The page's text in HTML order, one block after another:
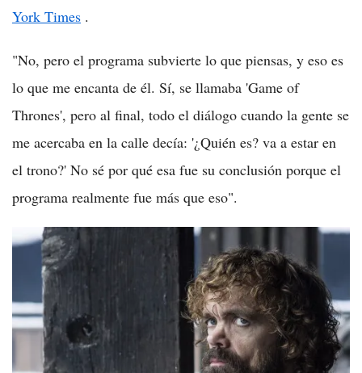
York Times .
"No, pero el programa subvierte lo que piensas, y eso es
lo que me encanta de él. Sí, se llamaba 'Game of
Thrones', pero al final, todo el diálogo cuando la gente se
me acercaba en la calle decía: '¿Quién es? va a estar en
el trono?' No sé por qué esa fue su conclusión porque el
programa realmente fue más que eso".